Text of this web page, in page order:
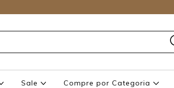
Sale Compre por Categoria